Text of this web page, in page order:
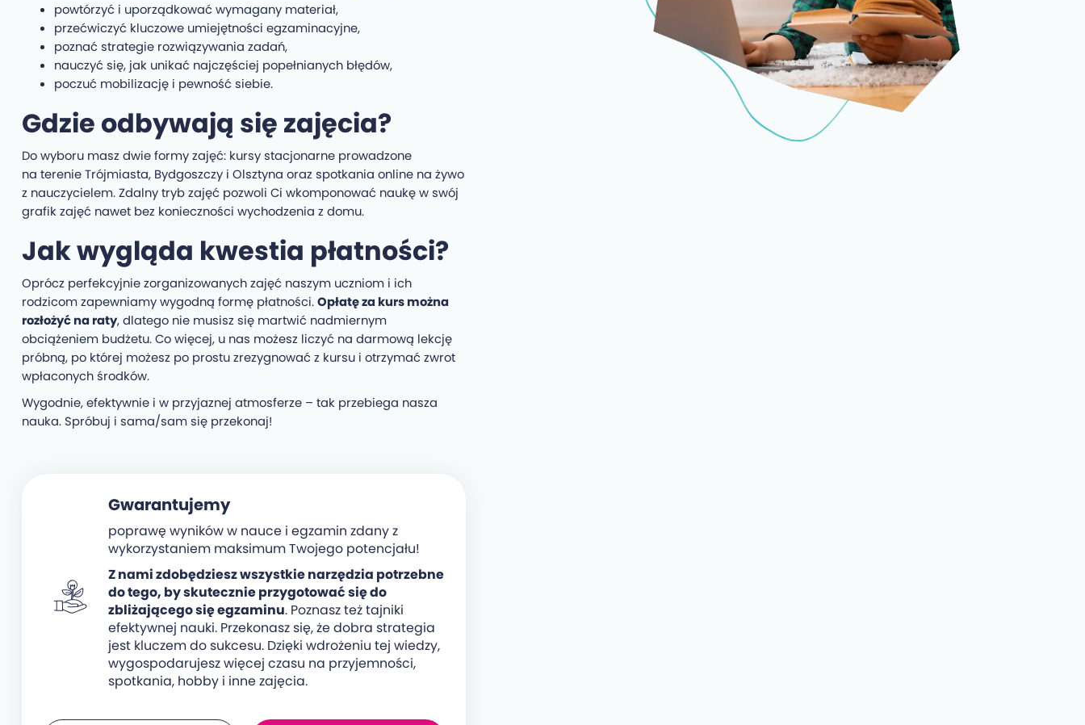
powtórzyć i uporządkować wymagany materiał,
przećwiczyć kluczowe umiejętności egzaminacyjne,
poznać strategie rozwiązywania zadań,
nauczyć się, jak unikać najczęściej popełnianych błędów,
poczuć mobilizację i pewność siebie.
Gdzie odbywają się zajęcia?
Do wyboru masz dwie formy zajęć: kursy stacjonarne prowadzone
na terenie Trójmiasta, Bydgoszczy i Olsztyna oraz spotkania online na żywo
z nauczycielem. Zdalny tryb zajęć pozwoli Ci wkomponować naukę w swój
grafik zajęć nawet bez konieczności wychodzenia z domu.
Jak wygląda kwestia płatności?
Oprócz perfekcyjnie zorganizowanych zajęć naszym uczniom i ich
rodzicom zapewniamy wygodną formę płatności.Opłatę za kurs można
rozłożyć na raty, dlatego nie musisz się martwić nadmiernym
obciążeniem budżetu. Co więcej, u nas możesz liczyć na darmową lekcję
próbną, po której możesz po prostu zrezygnować z kursu i otrzymać zwrot
wpłaconych środków.
Wygodnie, efektywnie i w przyjaznej atmosferze – tak przebiega nasza
nauka. Spróbuj i sama/sam się przekonaj!
Gwarantujemy
poprawę wyników w nauce i egzamin zdany z
wykorzystaniem maksimum Twojego potencjału!
Z nami zdobędziesz wszystkie narzędzia potrzebne
do tego, by skutecznie przygotować się do
zbliżającego się egzaminu. Poznasz też tajniki
efektywnej nauki. Przekonasz się, że dobra strategia
jest kluczem do sukcesu. Dzięki wdrożeniu tej wiedzy,
wygospodarujesz więcej czasu na przyjemności,
spotkania, hobby i inne zajęcia.